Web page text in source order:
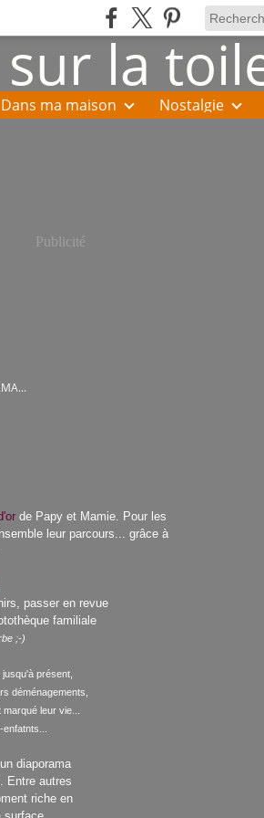
Dans ma maison Nostalgie
Publicité
de Papy et Mamie. Pour les
leur parcours... grâce à
passer en revue
familiale
;-)
présent,
déménagements,
leur vie...
diaporama
Entre autres
riche en